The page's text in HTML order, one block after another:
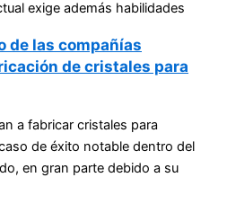
exige además habilidades
de las compañías
de cristales para
a fabricar cristales para
de éxito notable dentro del
en gran parte debido a su